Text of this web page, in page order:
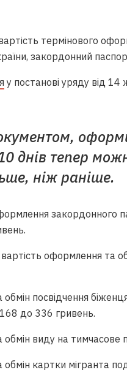
термінового
закордонний
у постанові уряду від
днів тепер
ніж раніше.
закордонного
оформлення та
посвідчення
до 336 гривень.
виду на
картки мігранта